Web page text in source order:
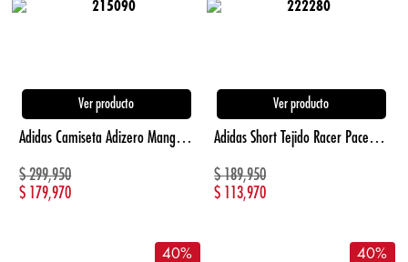
Ver producto
Adidas Camiseta Adizero Manga Corta negro de mujer para correr
$299,950
$ 179,970
Ver producto
Adidas Short Tejido Racer Pacer verde de mujer para entrenamiento
$189,950
$ 113,970
40% 40%